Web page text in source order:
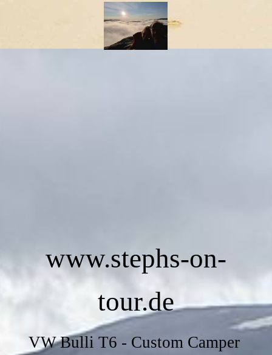
www.stephs-on-
tour.de
VW Bulli T6 - Custom Camper